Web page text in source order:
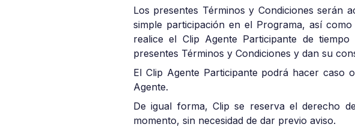
Los presentes Términos y Condiciones serán
simple participación en el Programa, así
realice el Clip Agente Participante de
presentes Términos y Condiciones y dan su
El Clip Agente Participante podrá hacer caso
Agente.
De igual forma, Clip se reserva el derecho
momento, sin necesidad de dar previo aviso.